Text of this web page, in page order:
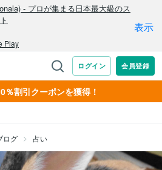
％割引クーポンを獲得！
ログ 占い